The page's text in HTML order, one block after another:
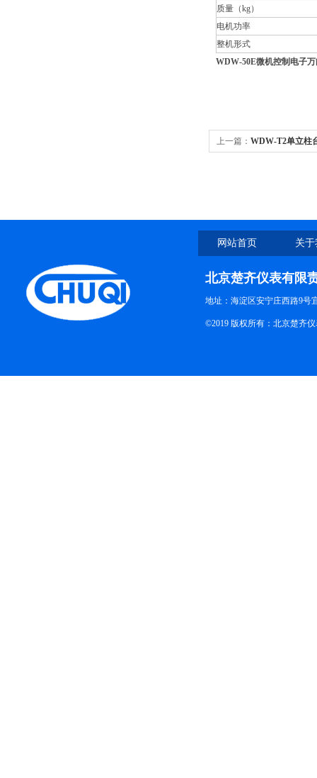
质量（kg）
电机功率
整机形式
WDW-50E微机控制电子
上一篇： WDW-T2单立柱
网站首页 关
北京楚齐仪表有限
地址：海淀区安宁庄西路9号
©2019 版权所有：北京楚齐